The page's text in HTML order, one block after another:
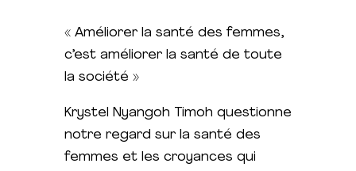
« Améliorer la santé des femmes,
c’est améliorer la santé de toute
la société »
Krystel Nyangoh Timoh questionne
notre regard sur la santé des
femmes et les croyances qui